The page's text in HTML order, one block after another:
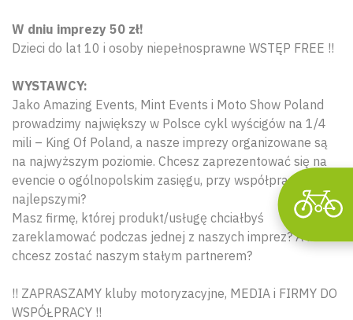
W dniu imprezy 50 zł!
Dzieci do lat 10 i osoby niepełnosprawne WSTĘP FREE !!
WYSTAWCY:
Jako Amazing Events, Mint Events i Moto Show Poland
prowadzimy największy w Polsce cykl wyścigów na 1/4
mili – King Of Poland, a nasze imprezy organizowane są
na najwyższym poziomie. Chcesz zaprezentować się na
evencie o ogólnopolskim zasięgu, przy współpracy z
najlepszymi?
Masz firmę, której produkt/usługę chciałbyś
zareklamować podczas jednej z naszych imprez? A może
chcesz zostać naszym stałym partnerem?
!! ZAPRASZAMY kluby motoryzacyjne, MEDIA i FIRMY DO
WSPÓŁPRACY !!